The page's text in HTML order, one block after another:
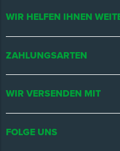
WIR HELFEN IHNEN
ZAHLUNGSARTEN
WIR VERSENDEN MIT
FOLGE UNS